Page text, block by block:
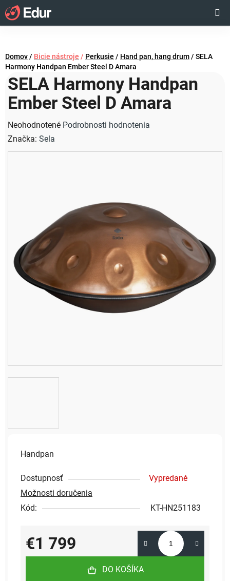
Prejsť
na
obsah
KOŠÍK
Domov/ Bicie nástroje / Perkusie / Hand pan, hang drum/ SELA
Harmony Handpan Ember Steel D Amara
Handpan
Dostupnosť
Vypredané
Možnosti doručenia
Kód:
KT-HN251183
€1 799
Jednotková cena:
DO KOŠÍKA
SELA Harmony Handpan
Ember Steel D Amara
Priemerné
hodnotenie
produktu
Neohodnotené Podrobnosti hodnotenia
Značka: Sela